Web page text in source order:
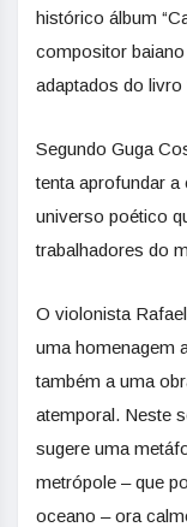
histórico álbum
compositor
adaptados do livro
Segundo Guga
tenta aprofundar a
universo poético
trabalhadores do
O violonista
uma homenagem
também a uma
atemporal. Neste
sugere uma
metrópole – que
oceano – ora